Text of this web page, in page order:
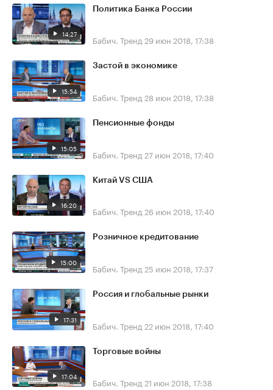
14:27
Политика Банка России
Бабич. Тренд 29 июн 2018, 17:38
15:54
Застой в экономике
Бабич. Тренд 28 июн 2018, 17:38
15:05
Пенсионные фонды
Бабич. Тренд 27 июн 2018, 17:40
16:20
Китай VS США
Бабич. Тренд 26 июн 2018, 17:40
15:00
Розничное кредитование
Бабич. Тренд 25 июн 2018, 17:37
17:31
Россия и глобальные рынки
Бабич. Тренд 22 июн 2018, 17:40
17:04
Торговые войны
Бабич. Тренд 21 июн 2018, 17:38